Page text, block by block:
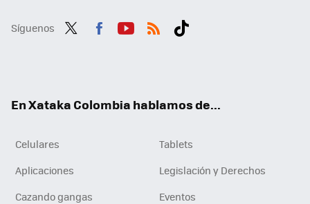
Síguenos
En Xataka Colombia hablamos de...
Celulares
Tablets
Aplicaciones
Legislación y Derechos
Cazando gangas
Eventos